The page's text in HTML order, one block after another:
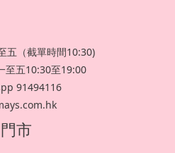
五（截單時間10:30)
至五10:30至19:00
91494116
門市